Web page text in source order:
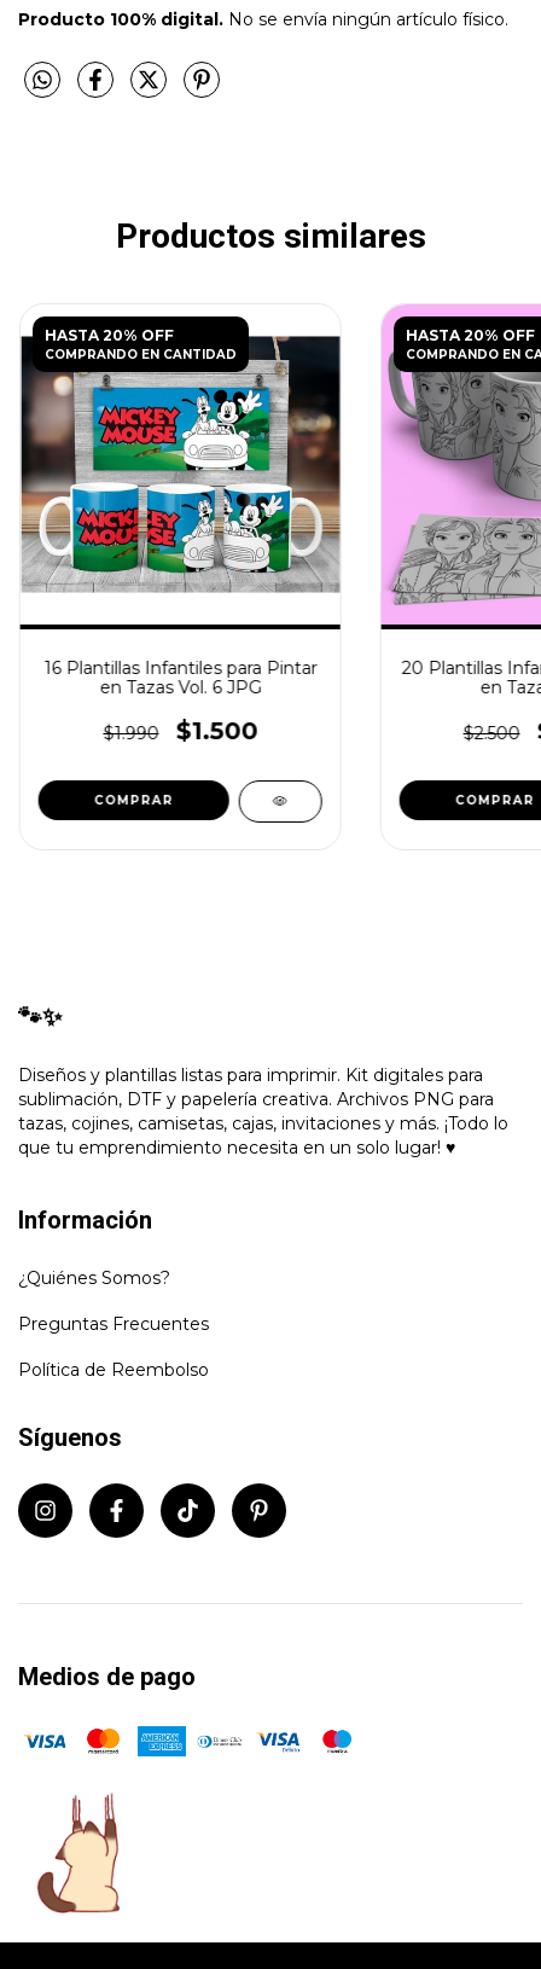
Producto 100% digital. No se envía ningún artículo físico.
Productos similares
HASTA 20% OFF
COMPRANDO EN CANTIDAD
16 Plantillas Infantiles para Pintar
en Tazas Vol. 6 JPG
$1.990 $1.500
HASTA 20% OFF
COMPRANDO EN
20 Plantillas
en
$2.500
🐾✨
Diseños y plantillas listas para imprimir. Kit digitales para
sublimación, DTF y papelería creativa. Archivos PNG para
tazas, cojines, camisetas, cajas, invitaciones y más. ¡Todo lo
que tu emprendimiento necesita en un solo lugar! ♥
Información
¿Quiénes Somos?
Preguntas Frecuentes
Política de Reembolso
Síguenos
Medios de pago